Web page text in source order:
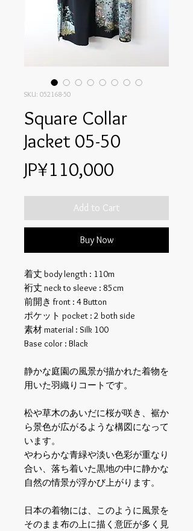
SKU: 052168-50
Square Collar
Jacket 05-50
JP¥110,000
Add to Cart
Buy Now
着丈 body length : 110m
裄丈 neck to sleeve : 85cm
前開き front : 4 Button
ポケット pocket : 2 both side
素材 material : Silk 100
Base color : Black
静かな庭園の風景が描かれた着物を
用いた羽織りコートです。
松や草木のあいだに桜が咲き、裾か
ら景色が広がるような構図になって
います。
やわらかな青緑や淡い色彩が重なり
合い、落ち着いた黒地の中に静かな
自然の情景が浮かび上がります。
日本の着物には、このように風景を
そのまま布の上に描く意匠が多く見